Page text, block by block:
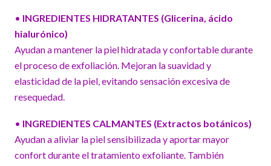
• INGREDIENTES HIDRATANTES (Glicerina, ácido
hialurónico)
Ayudan a mantener la piel hidratada y confortable durante
el proceso de exfoliación. Mejoran la suavidad y
elasticidad de la piel, evitando sensación excesiva de
resequedad.
• INGREDIENTES CALMANTES (Extractos botánicos)
Ayudan a aliviar la piel sensibilizada y aportar mayor
confort durante el tratamiento exfoliante. También